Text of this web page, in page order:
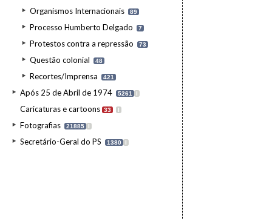
Organismos Internacionais 89
Processo Humberto Delgado 7
Protestos contra a repressão 73
Questão colonial 48
Recortes/Imprensa 421
Após 25 de Abril de 1974 5261 I
Caricaturas e cartoons 33 I
Fotografias 21885 I
Secretário-Geral do PS 1380 I